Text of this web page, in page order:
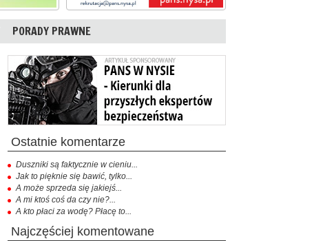
PORADY PRAWNE
ostatnie komentarze
Duszniki są faktycznie w cieniu...
Jak to pięknie się bawić, tylko...
A może sprzeda się jakiejś...
A mi ktoś coś da czy nie?...
A kto płaci za wodę? Płacę to...
najczęściej komentowane